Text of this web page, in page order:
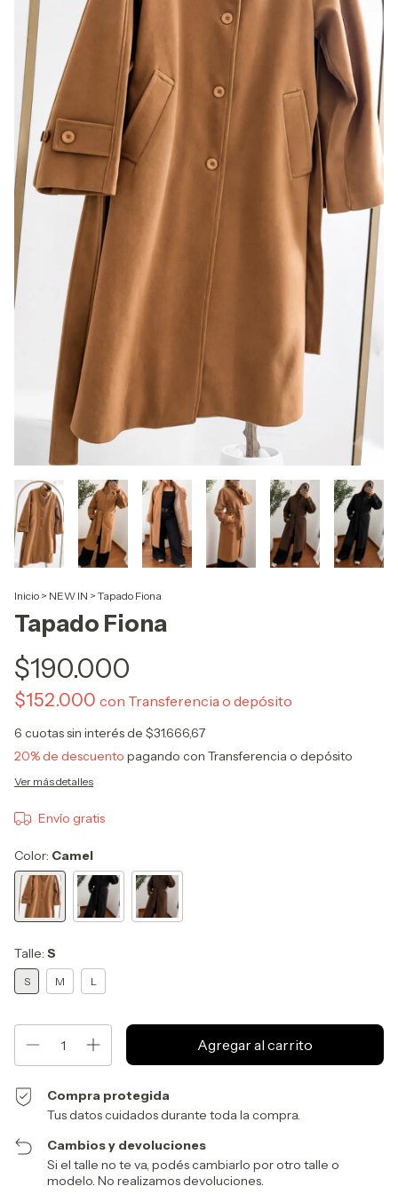
Inicio > NEW IN > Tapado Fiona
Tapado Fiona
$190.000
$152.000 con Transferencia o depósito
6 cuotas sin interés de $31.666,67
20% de descuento pagando con Transferencia o depósito
Ver más detalles
Envío gratis
Color: Camel
Talle: S
S M L
Compra protegida
Tus datos cuidados durante toda la compra.
Cambios y devoluciones
Si el talle no te va, podés cambiarlo por otro talle o
modelo. No realizamos devoluciones.